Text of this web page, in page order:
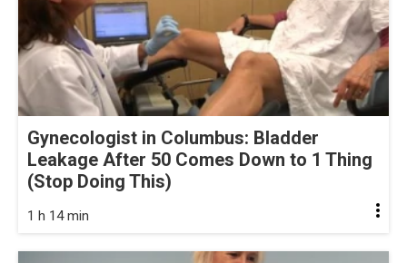
Gynecologist in Columbus: Bladder
Leakage After 50 Comes Down to 1 Thing
(Stop Doing This)
1 h 14 min